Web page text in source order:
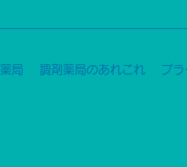
局 調剤薬局のあれこれ プ